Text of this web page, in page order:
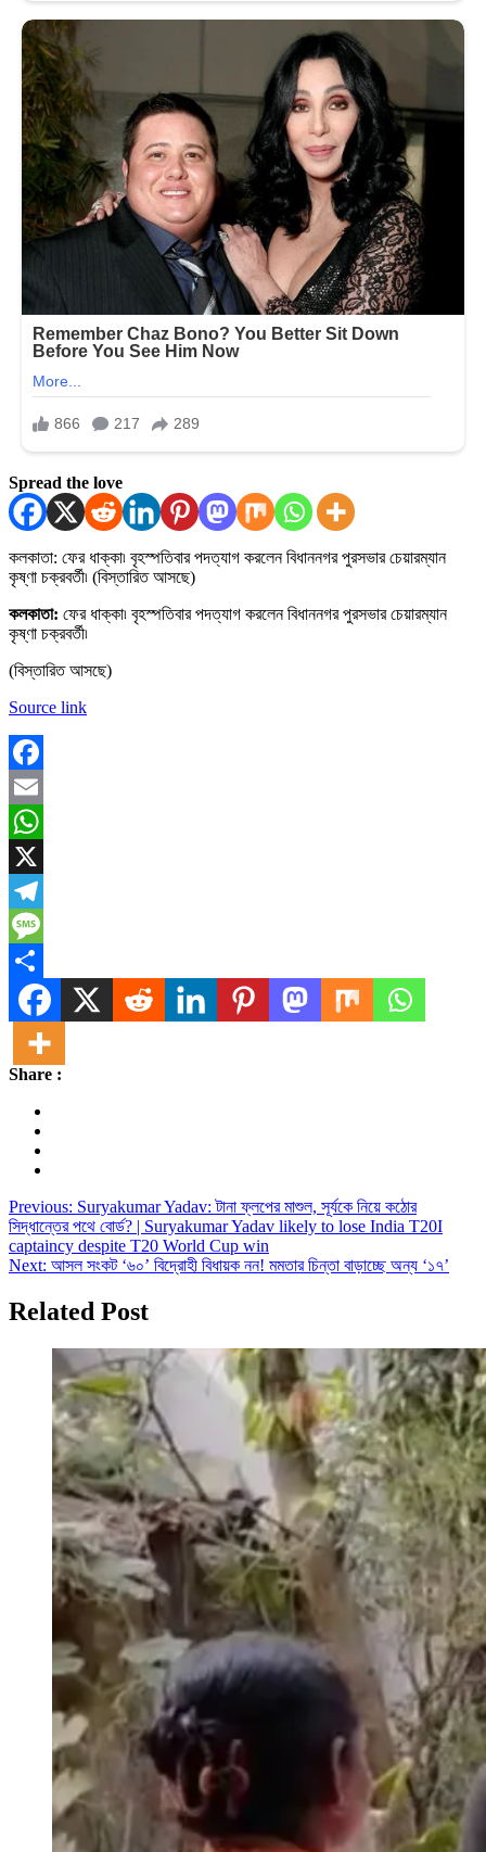
Spread the love
কলকাতা: ফের ধাক্কা৷ বৃহস্পতিবার পদত্যাগ করলেন বিধাননগর পুরসভার চেয়ারম্যান
কৃষ্ণা চক্রবর্তী৷ (বিস্তারিত আসছে)
কলকাতা: ফের ধাক্কা৷ বৃহস্পতিবার পদত্যাগ করলেন বিধাননগর পুরসভার চেয়ারম্যান
কৃষ্ণা চক্রবর্তী৷
(বিস্তারিত আসছে)
Source link
Facebook
Email
WhatsApp
X
Telegram
Message
Share
Share :
Post
navigation
Previous: Suryakumar Yadav: টানা ফ্লপের মাশুল, সূর্যকে নিয়ে কঠোর
সিদ্ধান্তের পথে বোর্ড? | Suryakumar Yadav likely to lose India T20I
captaincy despite T20 World Cup win
Next: আসল সংকট ‘৬০’ বিদ্রোহী বিধায়ক নন! মমতার চিন্তা বাড়াচ্ছে অন্য ‘১৭’
Related Post